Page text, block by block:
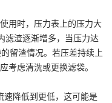
用时，压力表上的压力大
滤渣逐渐增多，当压力达
留渣情况。若压差持续上
考虑清洗或更换滤袋。
速降低到更低，这可能是